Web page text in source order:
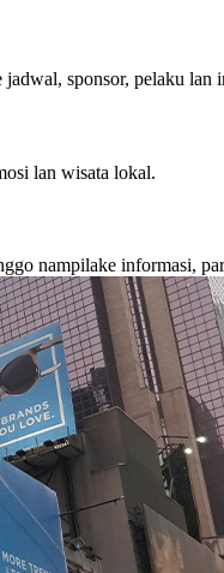
sponsor, pelaku lan
lan wisata lokal.
nampilake informasi,